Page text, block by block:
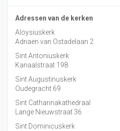
Adressen van de kerken
Aloysiuskerk
Adriaen van Ostadelaan 2
Sint Antoniuskerk
Kanaalstraat 198
Sint Augustinuskerk
Oudegracht 69
Sint Catharinakathedraal
Lange Nieuwstraat 36
Sint Dominicuskerk